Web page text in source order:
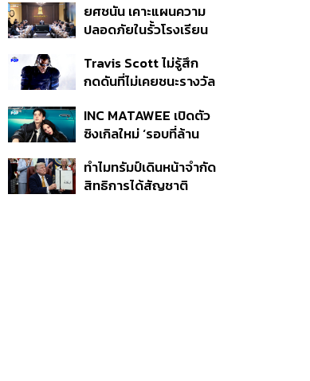
ก่อเหตุ เจ้าของร่วมรับผิด
ยศชนัน เคาะแผนความ
ปลอดภัยในรั้วโรงเรียน
ดูแล-คุมเข้มคัดกรองสิ่ง
ผิดกฎหมาย
Travis Scott ไม่รู้สึก
กดดันที่ไม่เคยชนะรางวัล
แล้ว 10 ครั้ง
INC MATAWEE เปิดตัว
ซิงเกิลใหม่ ‘รอบที่ล้าน
มาแสดงในมิวสิกวิดีโอ
ทำไมทรัมป์เดินหน้าจำกัด
สิทธิการได้สัญชาติ